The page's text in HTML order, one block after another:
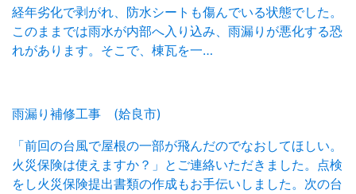
経年劣化で剥がれ、防水シートも傷んでいる状態でした。
このままでは雨水が内部へ入り込み、雨漏りが悪化する恐
れがあります。そこで、棟瓦を一…
雨漏り補修工事 (姶良市)
「前回の台風で屋根の一部が飛んだのでなおしてほしい。
火災保険は使えますか？」とご連絡いただきました。点検
をし火災保険提出書類の作成もお手伝いしました。次の台